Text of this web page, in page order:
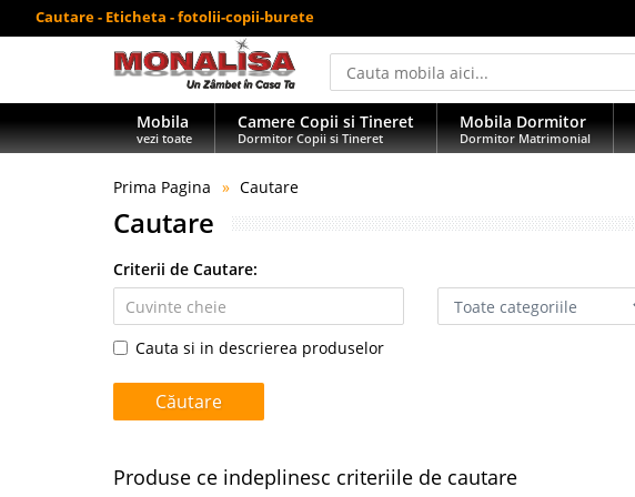
Cautare - Eticheta - fotolii-copii-burete
Mobila
vezi toate
Camere Copii si Tineret
Dormitor Copii si Tineret
Mobila Dormitor
Dormitor Matrimonial
Prima Pagina Cautare
Cautare
Criterii de Cautare:
Cauta si in descrierea produselor
Produse ce indeplinesc criteriile de cautare